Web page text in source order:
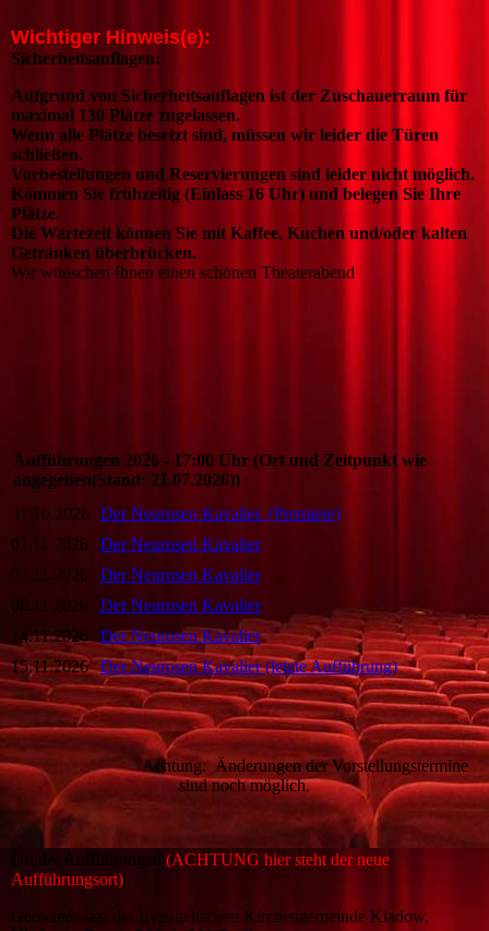
Wichtiger Hinweis(e):
Sicherheitsauflagen:
Aufgrund von Sicherheitsauflagen ist der Zuschauerraum für
maximal 130 Plätze zugelassen.
Wenn alle Plätze besetzt sind, müssen wir leider die Türen
schließen.
Vorbestellungen und Reservierungen sind leider nicht möglich.
Kommen Sie frühzeitig (Einlass 16 Uhr) und belegen Sie Ihre
Plätze.
Die Wartezeit können Sie mit Kaffee, Kuchen und/oder kalten
Getränken überbrücken.
Wir wünschen Ihnen einen schönen Theaterabend
Aufführungen 2026 - 17:00 Uhr (Ort und Zeitpunkt wie
angegeben(Stand: 21.07.2026))
31.10.2026 Der Neurosen Kavalier. (Premiere)
01.11.2026
Der Neurosen Kavalier
07.11.2026
Der Neurosen Kavalier
08.11.2026
Der Neurosen Kavalier
14.11.2026
Der Neurosen Kavalier
15.11.2026
Der Neurosen Kavalier (letzte Aufführung)
Achtung: Änderungen der Vorstellungstermine
sind noch möglich.
Ort der Aufführungen (ACHTUNG hier steht der neue
Aufführungsort):
Gemeindesaal der Evangelischen Kirchengemeinde Kladow,